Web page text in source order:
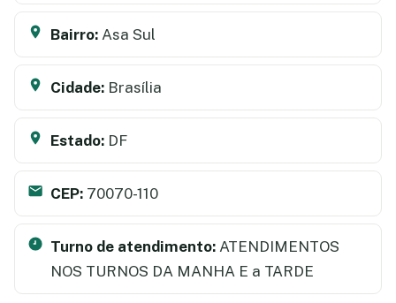
Bairro: Asa Sul
Cidade: Brasília
Estado: DF
CEP: 70070-110
Turno de atendimento: ATENDIMENTOS
NOS TURNOS DA MANHA E a TARDE